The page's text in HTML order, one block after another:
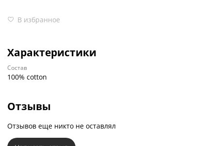
В избранное
Характеристики
Состав
100% cotton
Отзывы
Отзывов еще никто не оставлял